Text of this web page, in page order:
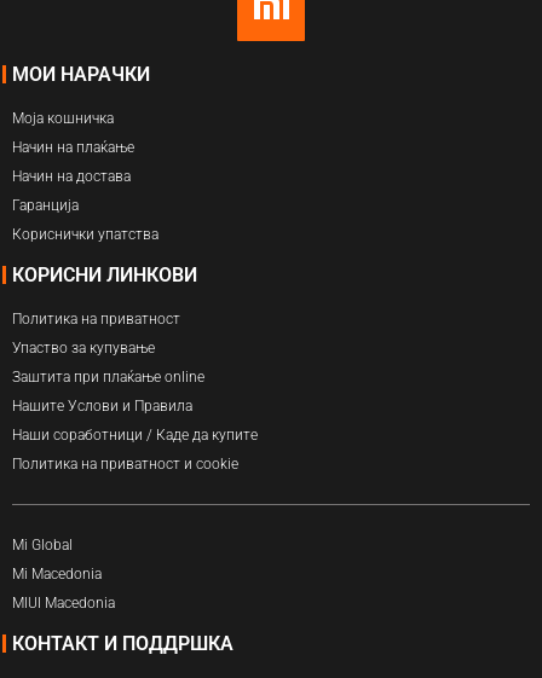
МОИ НАРАЧКИ
Моја кошничка
Начин на плаќање
Начин на достава
Гаранција
Кориснички упатства
КОРИСНИ ЛИНКОВИ
Политика на приватност
Упаство за купување
Заштита при плаќање online
Нашите Услови и Правила
Наши соработници / Каде да купите
Политика на приватност и cookie
Mi Global
Mi Macedonia
MIUI Macedonia
КОНТАКТ И ПОДДРШКА